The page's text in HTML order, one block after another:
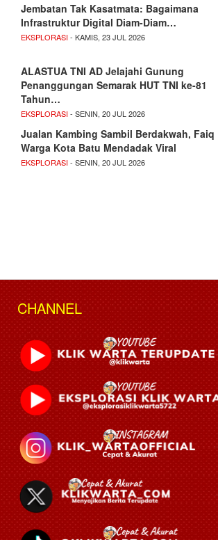
Jembatan Tak Kasatmata: Bagaimana
Infrastruktur Digital Diam-Diam…
EKSPLORASI- KAMIS, 23 JUL 2026
ALASTUA TNI AD Jelajahi Gunung
Penanggungan Semarak HUT TNI ke-81
Tahun…
EKSPLORASI- SENIN, 20 JUL 2026
Jualan Kambing Sambil Berdakwah, Faiq
Warga Kota Batu Mendadak Viral
EKSPLORASI- SENIN, 20 JUL 2026
CHANNEL